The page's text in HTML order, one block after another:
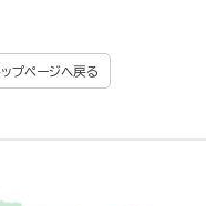
ップページへ戻る